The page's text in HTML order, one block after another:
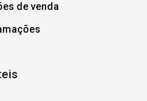
de venda